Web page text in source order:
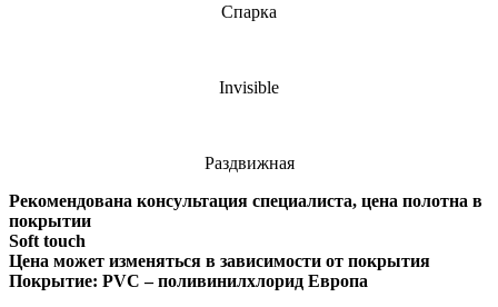
Спарка
Invisible
Раздвижная
Рекомендована консультация специалиста, цена полотна в
покрытии
Soft touch
Цена может изменяться в зависимости от покрытия
Покрытие: PVC – поливинилхлорид Европа